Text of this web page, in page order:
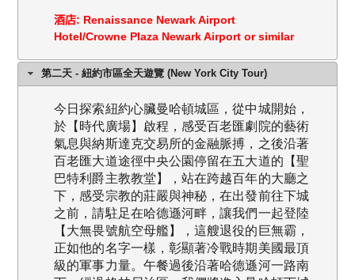
酒店: Renaissance Newark Airport
Hotel/Crowne Plaza Newark Airport or similar
第二天 - 紐約市區全天遊覽 (New York City Tour)
今日探索紐約心臟曼哈頓城區，從中城開始，
於【時代廣場】啟程，感受百老匯劇院的藝術
氣息與納斯達克交易所的金融脈搏，之後沿著
百老匯大道途徑中央公園停留在五大道的【聖
巴特利爵主教教堂】，站在跨越百年的大廳之
下，感受宗教的莊嚴與神秘，在出發前往下城
之前，請駐足在哈德遜河畔，讓我們一起登陸
【大無畏號航空母艦】，這艘退役的巨無霸，
正如他的名字一樣，彰顯著冷戰時期美國最頂
級的軍事力量。午餐過後沿著哈德遜河一路南